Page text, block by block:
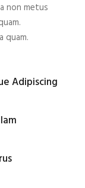
non metus
quam.
Adipiscing